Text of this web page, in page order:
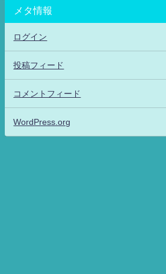
メタ情報
ログイン
投稿フィード
コメントフィード
WordPress.org